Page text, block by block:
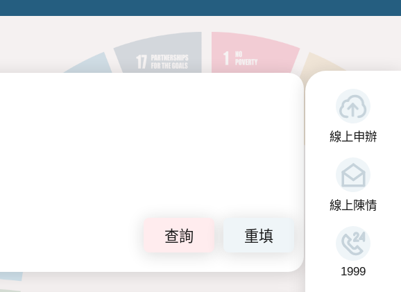
線上申辦
線上陳情
1999
查詢 重填